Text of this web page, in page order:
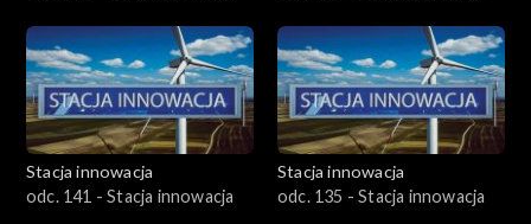
Stacja innowacja
odc. 141 - Stacja innowacja
Stacja innowacja
odc. 135 - Stacja innowacja